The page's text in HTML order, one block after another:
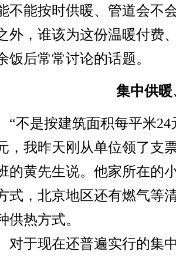
不能按时供暖、管道会
外，谁该为这份温暖付费
饭后常常讨论的话题。
集中供
“不是按建筑面积每平米24
，我昨天刚从单位领了支
的黄先生说。他家所在的
式，北京地区还有燃气等
供热方式。
对于现在还普遍实行的集